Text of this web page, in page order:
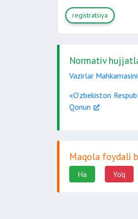
registratsiya
Normativ
Vazirlar
«O‘zbekiston
Qonun
Maqola foydali
Ha Yo'q